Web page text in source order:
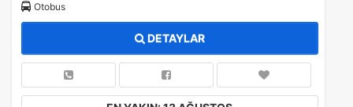
Otobus
DETAYLAR